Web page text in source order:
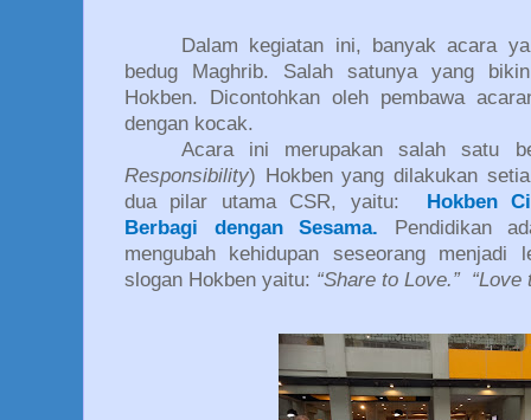
Dalam kegiatan ini, banyak acara
bedug Maghrib. Salah satunya yang
Hokben. Dicontohkan oleh pembawa
dengan kocak.
Acara ini merupakan salah satu
Responsibility) Hokben yang dilakukan
dua pilar utama CSR, yaitu:
Hokben
Berbagi dengan Sesama.
Pendidikan
mengubah kehidupan seseorang menjadi
slogan Hokben yaitu: “Share to Love.” “Love